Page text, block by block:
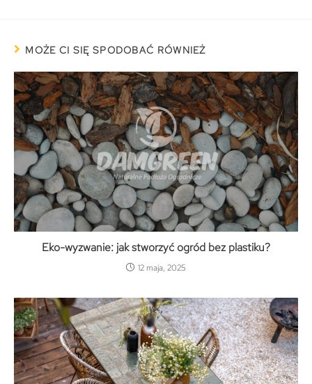
MOŻE CI SIĘ SPODOBAĆ RÓWNIEŻ
Eko-wyzwanie: jak stworzyć ogród bez plastiku?
12 maja, 2025